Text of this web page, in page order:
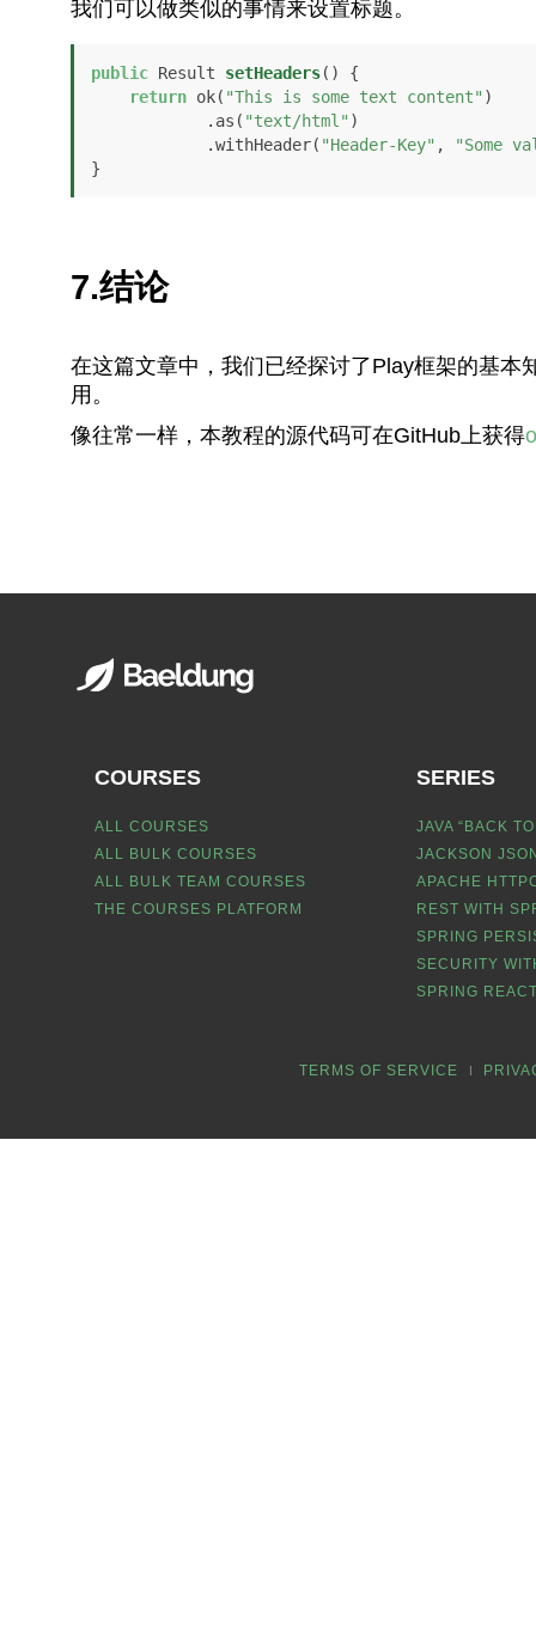
我们可以做类似的事情来设置标题。
public Result setHeaders()
{
return ok( "This is some text content" )
            .as(
"text/html" )
            .withHeader(
"Header-Key" ,
"Some
}
7.结论
在这篇文章中，我们已经探讨了Play框架的基
用。
像往常一样，本教程的源代码可在GitHub上获得
COURSES
ALL COURSES
ALL BULK COURSES
ALL BULK TEAM COURSES
THE COURSES PLATFORM
SERIES
JAVA “BACK
JACKSON
APACHE
REST WITH
SPRING
SECURITY
SPRING
TERMS OF SERVICE